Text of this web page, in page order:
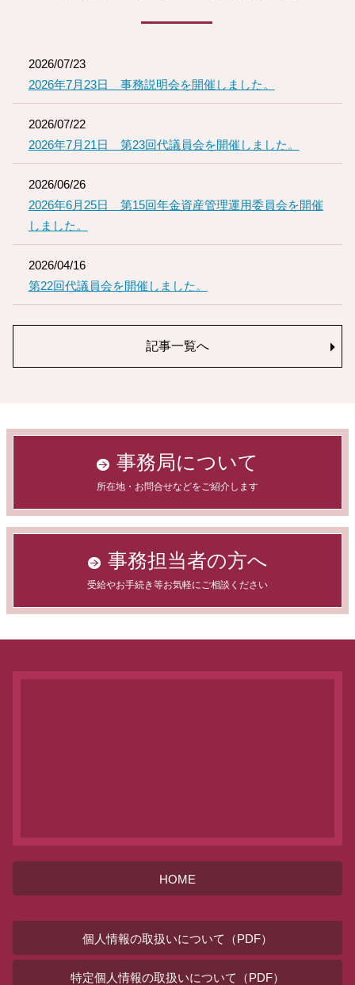
2026/07/23
2026年7月23日 事務説明会を開催しました。
2026/07/22
2026年7月21日 第23回代議員会を開催しました。
2026/06/26
2026年6月25日 第15回年金資産管理運用委員会を開催
しました。
2026/04/16
第22回代議員会を開催しました。
記事一覧へ
事務局について
所在地・お問合せなどをご紹介します
事務担当者の方へ
受給やお手続き等お気軽にご相談ください
HOME
個人情報の取扱いについて（PDF）
特定個人情報の取扱いについて（PDF）